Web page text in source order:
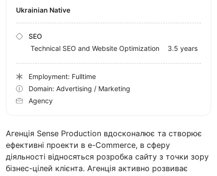
Агенція Sense Production вдосконалює та створює
ефективні проекти в e-Commerce, в сферу
діяльності відносяться розробка сайту з точки зору
бізнес-цілей клієнта. Агенція активно розвиває
Ukrainian Native
SEO
Technical SEO and Website Optimization
3.5 years
Employment: Fulltime
Domain: Advertising / Marketing
Agency